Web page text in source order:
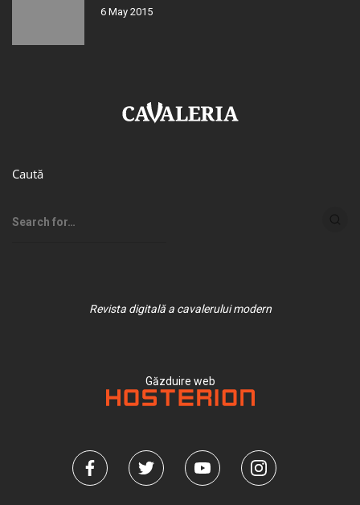
6 May 2015
Caută
Revista digitală a cavalerului modern
Găzduire web